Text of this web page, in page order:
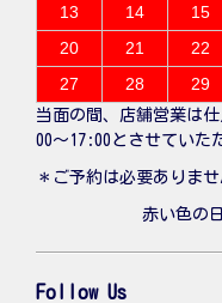
13
14 15
20
21 22
27
28 29
当面の間、店舗営業は
00〜17:00とさせていた
＊ご予約は必要ありませ
赤い色の
Follow Us